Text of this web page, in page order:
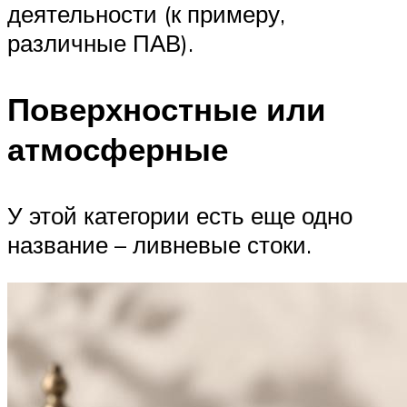
деятельности (к примеру,
различные ПАВ).
Поверхностные или
атмосферные
У этой категории есть еще одно
название – ливневые стоки.